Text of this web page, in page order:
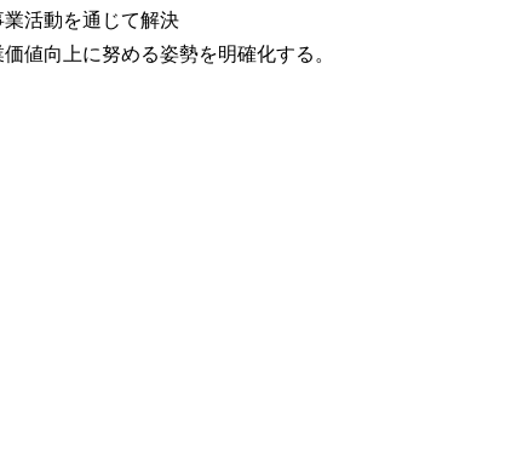
活動を通じて解決
値向上に努める姿勢を明確化する。